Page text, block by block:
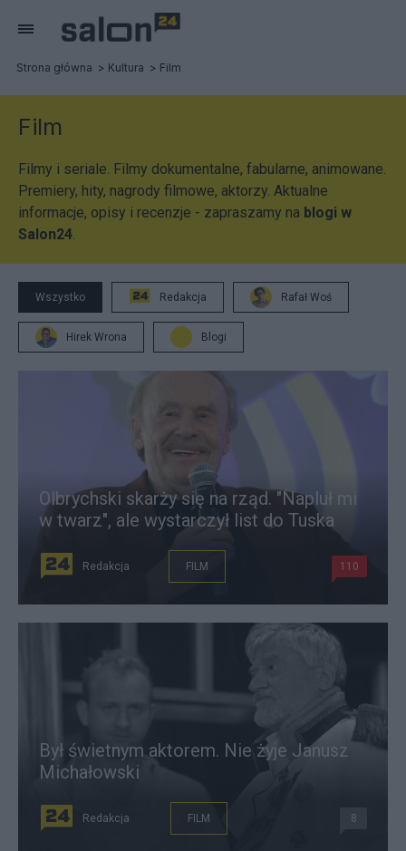
Strona główna Kultura Film
Film
Filmy i seriale. Filmy dokumentalne, fabularne, animowane.
Premiery, hity, nagrody filmowe, aktorzy. Aktualne
informacje, opisy i recenzje - zapraszamy na blogi w
Salon24.
Wszystko Redakcja Rafał Woś
Hirek Wrona Blogi
Olbrychski skarży się na rząd. "Napluł mi
w twarz", ale wystarczył list do Tuska
Redakcja FILM 110
Był świetnym aktorem. Nie żyje Janusz
Michałowski
Redakcja FILM 8